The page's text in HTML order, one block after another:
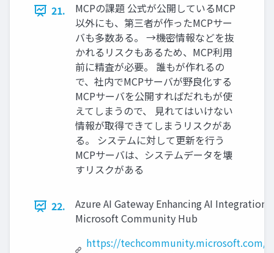
21.
MCPの課題 公式が公開しているMCP
以外にも、第三者が作ったMCPサー
バも多数ある。 →機密情報などを抜
かれるリスクもあるため、MCP利用
前に精査が必要。 誰もが作れるの
で、社内でMCPサーバが野良化する
MCPサーバを公開すればだれもが使
えてしまうので、 見れてはいけない
情報が取得できてしまうリスクがあ
る。 システムに対して更新を行う
MCPサーバは、システムデータを壊
すリスクがある
22.
Azure AI Gateway Enhancing AI
Microsoft Community Hub
https://techcommunity.microsoft.com/